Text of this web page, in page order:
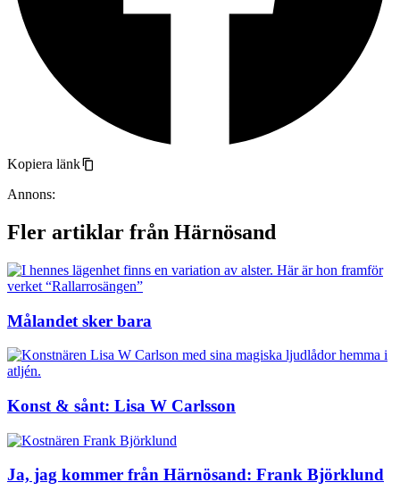
Kopiera länk
Annons:
Fler artiklar från Härnösand
Målandet sker bara
Konst & sånt: Lisa W Carlsson
Ja, jag kommer från Härnösand: Frank Björklund